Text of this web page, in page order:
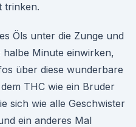
trinken.
Öls unter die Zunge und
halbe Minute einwirken,
über diese wunderbare
THC wie ein Bruder
sich wie alle Geschwister
ein anderes Mal